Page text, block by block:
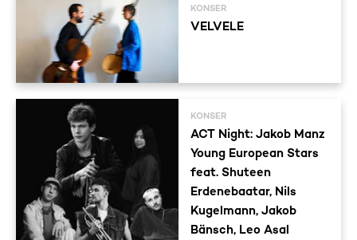
KONSER
VELVELE
KONSER
ACT Night: Jakob Manz
Young European Stars
feat. Shuteen
Erdenebaatar, Nils
Kugelmann, Jakob
Bänsch, Leo Asal